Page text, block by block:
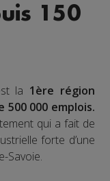
150
la 1ère région
500 000 emplois.
qui a fait de
forte d’une
Savoie.